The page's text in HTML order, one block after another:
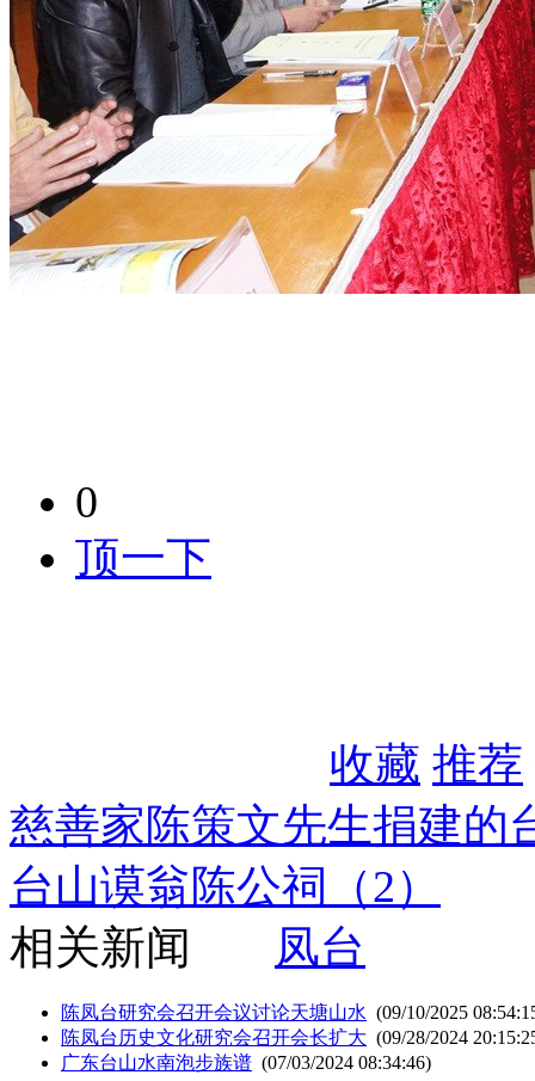
0
顶一下
收藏 推荐
慈善家陈策文先生捐建的
台山谟翁陈公祠（2）
相关新闻
凤台
陈凤台研究会召开会议讨论天塘山水 (09/10/2025
陈凤台历史文化研究会召开会长扩大 (09/28/2024
广东台山水南泡步族谱 (07/03/2024 08:34:46)